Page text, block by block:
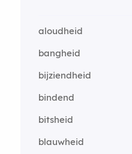
aloudheid
bangheid
bijziendheid
bindend
bitsheid
blauwheid